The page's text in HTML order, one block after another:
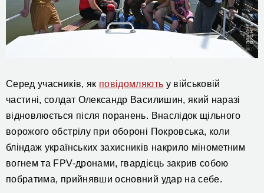
Серед учасників, як повідомляють у військовій
частині, солдат Олександр Василишин, який наразі
відновлюється після поранень. Внаслідок щільного
ворожого обстрілу при обороні Покровська, коли
бліндаж українських захисників накрило мінометним
вогнем та FPV-дронами, гвардієць закрив собою
побратима, прийнявши основний удар на себе.